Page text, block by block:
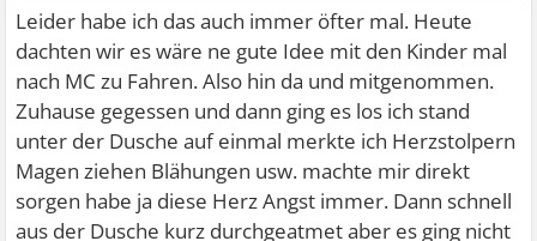
Leider habe ich das auch immer öfter mal. Heute
dachten wir es wäre ne gute Idee mit den Kinder mal
nach MC zu Fahren. Also hin da und mitgenommen.
Zuhause gegessen und dann ging es los ich stand
unter der Dusche auf einmal merkte ich Herzstolpern
Magen ziehen Blähungen usw. machte mir direkt
sorgen habe ja diese Herz Angst immer. Dann schnell
aus der Dusche kurz durchgeatmet aber es ging nicht